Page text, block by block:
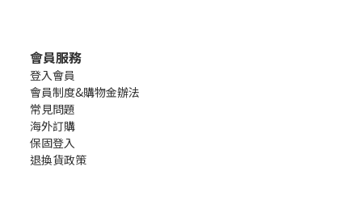
會員服務
登入會員
會員制度&購物金辦法
常見問題
海外訂購
保固登入
退換貨政策